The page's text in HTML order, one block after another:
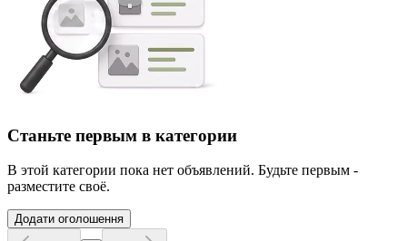
Станьте первым в категории
В этой категории пока нет объявлений. Будьте первым -
разместите своё.
Додати оголошення